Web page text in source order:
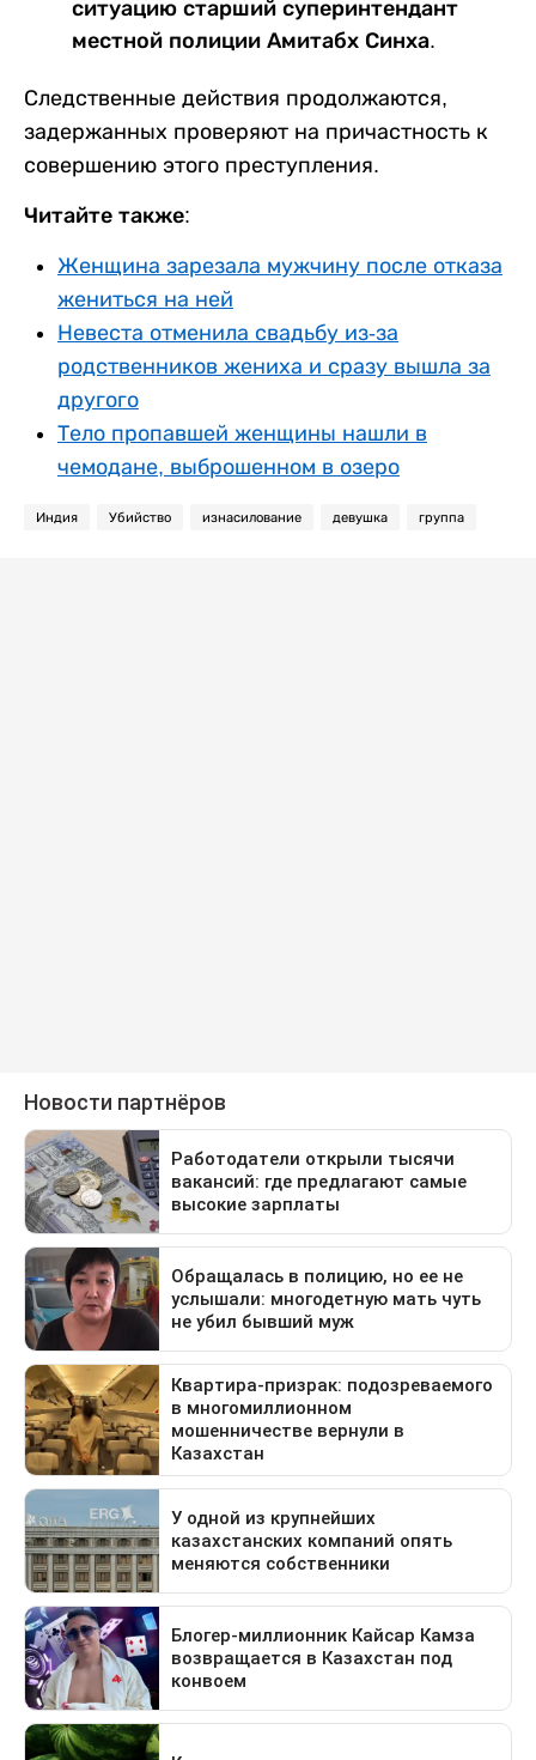
ситуацию старший суперинтендант
местной полиции Амитабх Синха.
Следственные действия продолжаются,
задержанных проверяют на причастность к
совершению этого преступления.
Читайте также:
Женщина зарезала мужчину после отказа
жениться на ней
Невеста отменила свадьбу из-за
родственников жениха и сразу вышла за
другого
Тело пропавшей женщины нашли в
чемодане, выброшенном в озеро
Индия Убийство изнасилование девушка группа